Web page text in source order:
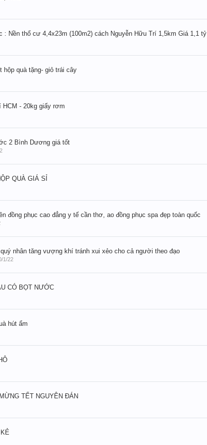
: Nền thổ cư 4,4x23m (100m2) cách Nguyễn Hữu Trí 1,5km Giá 1,1 tỷ
hộp quà tặng- giỏ trái cây
HCM - 20kg giấy rơm
2 Bình Dương giá tốt
QUÀ GIÁ SỈ
đồng phục cao đẳng y tế cần thơ, ao đồng phục spa đẹp toàn quốc
nhân tăng vượng khí tránh xui xẻo cho cả người theo đạo
1/22
CÓ BỌT NƯỚC
hút ẩm
TẾT NGUYÊN ĐÁN